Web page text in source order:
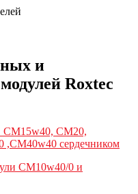
и
Roxtec
CM15w40, CM20,
,CM40w40 сердечником
CM10w40/0 и